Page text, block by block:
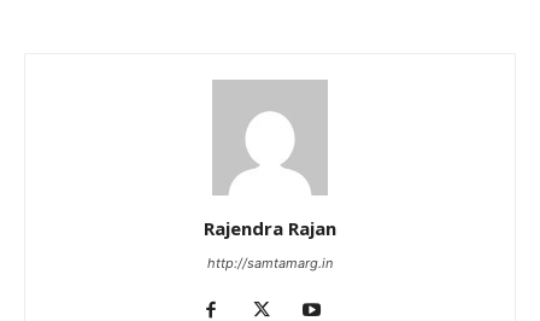
Rajendra Rajan
http://samtamarg.in